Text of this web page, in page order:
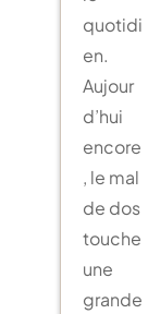
quotidi
en.
Aujour
d’hui
encore
, le mal
de dos
touche
une
grande